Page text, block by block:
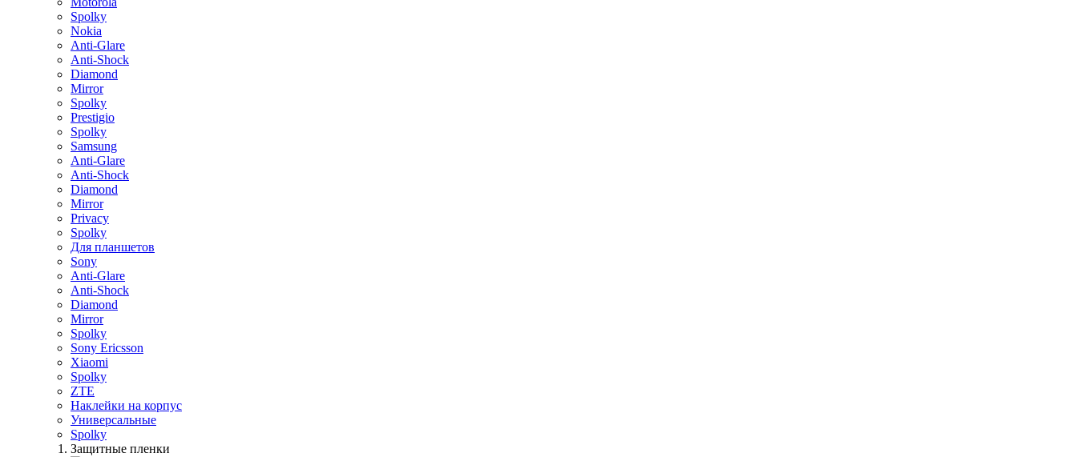
Spolky
Nokia
Anti-Glare
Anti-Shock
Diamond
Mirror
Spolky
Prestigio
Spolky
Samsung
Anti-Glare
Anti-Shock
Diamond
Mirror
Privacy
Spolky
Для планшетов
Sony
Anti-Glare
Anti-Shock
Diamond
Mirror
Spolky
Sony Ericsson
Xiaomi
Spolky
ZTE
Наклейки на корпус
Универсальные
Spolky
Защитные пленки